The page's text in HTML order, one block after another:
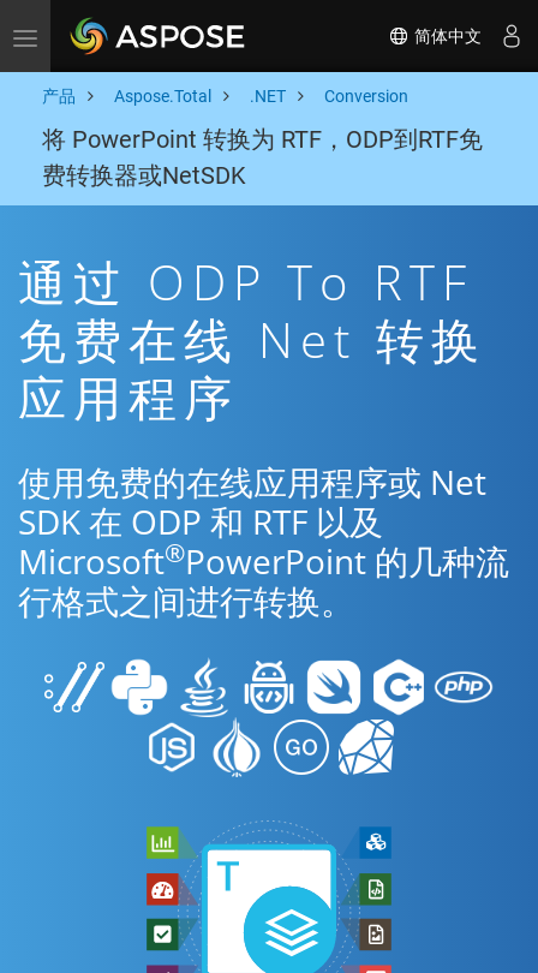
Toggle navigation 简体中文
产品 Aspose.Total .NET Conversion
将 PowerPoint 转换为 RTF，ODP到RTF免
费转换器或NetSDK
通过 ODP To RTF
免费在线 Net 转换
应用程序
使用免费的在线应用程序或 Net
SDK 在 ODP 和 RTF 以及
Microsoft®PowerPoint 的几种流
行格式之间进行转换。